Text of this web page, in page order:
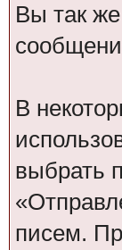
Вы так
В
выбрать
писем.